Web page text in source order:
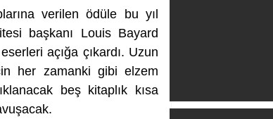
verilen ödüle bu yıl
başkanı Louis Bayard
açığa çıkardı. Uzun
her zamanki gibi elzem
beş kitaplık kısa